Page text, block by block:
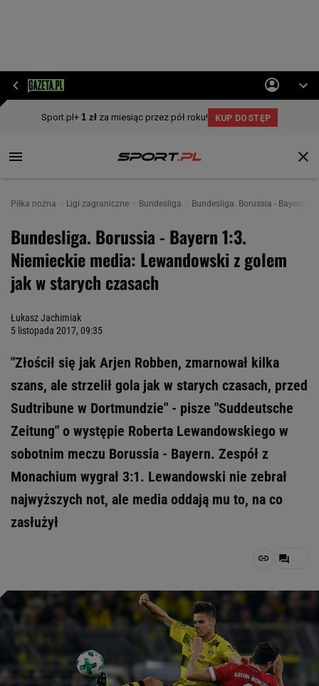
Piłka nożna Ligi zagraniczne Bundesliga Bundesliga. Borussia - Bayern
Bundesliga. Borussia - Bayern 1:3.
Niemieckie media: Lewandowski z golem
jak w starych czasach
Łukasz Jachimiak
5 listopada 2017, 09:35
"Złościł się jak Arjen Robben, zmarnował kilka
szans, ale strzelił gola jak w starych czasach, przed
Sudtribune w Dortmundzie" - pisze "Suddeutsche
Zeitung" o występie Roberta Lewandowskiego w
sobotnim meczu Borussia - Bayern. Zespół z
Monachium wygrał 3:1. Lewandowski nie zebrał
najwyższych not, ale media oddają mu to, na co
zasłużył